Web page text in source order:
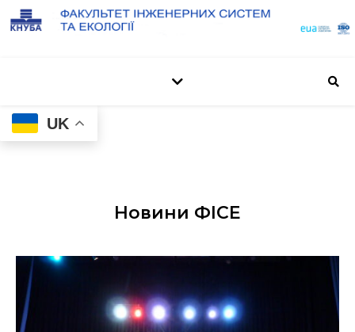
UK
Новини ФІСЕ